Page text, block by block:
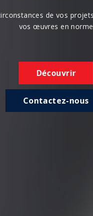
de vos
vos œuvres en norme
Découvrir
Contactez-nous